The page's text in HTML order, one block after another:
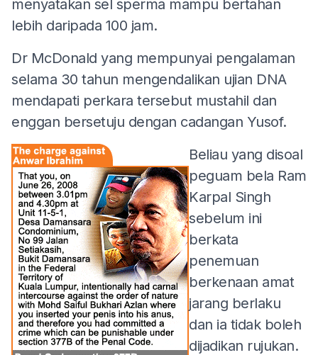
menyatakan sel sperma mampu bertahan
lebih daripada 100 jam.
Dr McDonald yang mempunyai pengalaman
selama 30 tahun mengendalikan ujian DNA
mendapati perkara tersebut mustahil dan
enggan bersetuju dengan cadangan Yusof.
Beliau yang disoal
peguam bela Ram
Karpal Singh
sebelum ini
berkata
penemuan
berkenaan amat
jarang berlaku
dan ia tidak boleh
dijadikan rujukan.